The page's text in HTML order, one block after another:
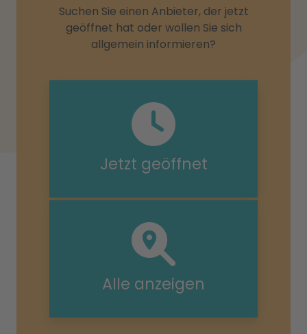
Suchen Sie einen Anbieter, der jetzt
geöffnet hat oder wollen Sie sich
allgemein informieren?
Jetzt geöffnet
Alle anzeigen